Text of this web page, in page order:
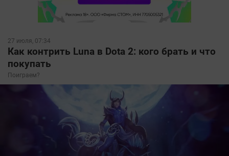
27 июля, 07:34
Как контрить Luna в Dota 2: кого брать и что
покупать
Поиграем?